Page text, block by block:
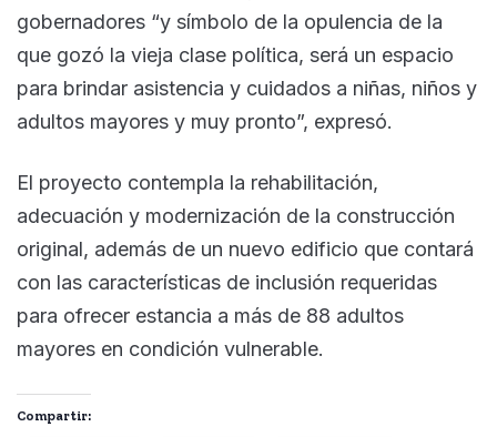
gobernadores “y símbolo de la opulencia de la
que gozó la vieja clase política, será un espacio
para brindar asistencia y cuidados a niñas, niños y
adultos mayores y muy pronto”, expresó.
El proyecto contempla la rehabilitación,
adecuación y modernización de la construcción
original, además de un nuevo edificio que contará
con las características de inclusión requeridas
para ofrecer estancia a más de 88 adultos
mayores en condición vulnerable.
Compartir: